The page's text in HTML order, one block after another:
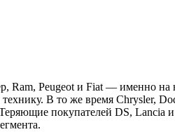
Ram, Peugeot и Fiat — именно на
В то же время Chrysler,
покупателей DS, Lancia